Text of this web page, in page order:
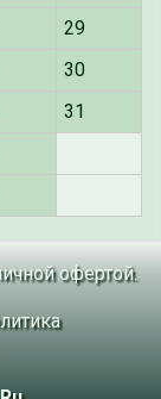
29
30
31
офертой.